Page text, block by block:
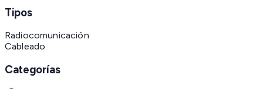
Tipos
Radiocomunicación
Cableado
Categorías